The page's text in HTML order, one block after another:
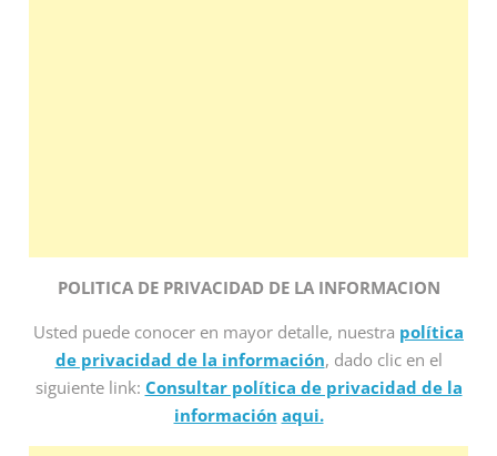
POLITICA DE PRIVACIDAD DE LA INFORMACION
Usted puede conocer en mayor detalle, nuestra política
de privacidad de la información, dado clic en el
siguiente link: Consultar política de privacidad de la
información aqui.